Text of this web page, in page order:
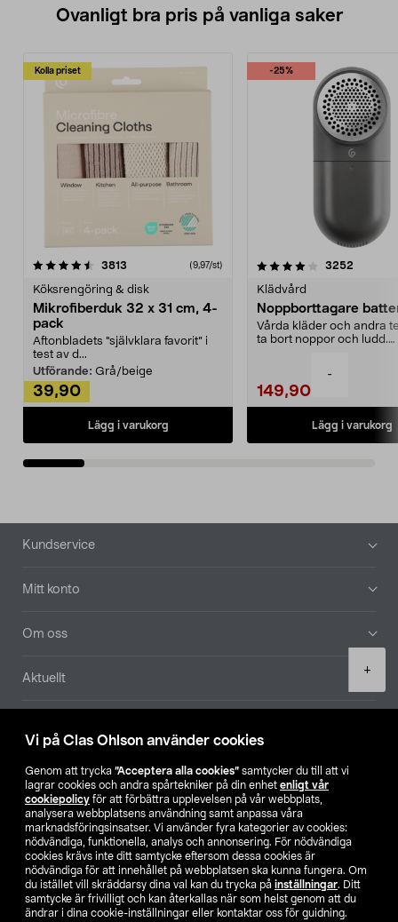
Vi på Clas Ohlson använder cookies
Genom att trycka ”Acceptera alla cookies” samtycker du till att vi
lagrar cookies och andra spårtekniker på din enhet enligt vår
cookiepolicy för att förbättra upplevelsen på vår webbplats,
analysera webbplatsens användning samt anpassa våra
marknadsföringsinsatser. Vi använder fyra kategorier av cookies:
nödvändiga, funktionella, analys och annonsering. För nödvändiga
cookies krävs inte ditt samtycke eftersom dessa cookies är
nödvändiga för att innehållet på webbplatsen ska kunna fungera. Om
du istället vill skräddarsy dina val kan du trycka på inställningar. Ditt
samtycke är frivilligt och kan återkallas när som helst genom att du
ändrar i dina cookie-inställningar eller kontaktar oss för guidning.
-
+
Ovanligt bra pris på vanliga saker
Kolla priset
3813 (9,97/st)
Köksrengöring & disk
Mikrofiberduk 32 x 31 cm, 4-
pack
Aftonbladets "självklara favorit” i
test av d...
Utförande: Grå/beige
39,90
Lägg i varukorg
-25%
4.0av 5 stjärnor 3252
Klädvård
Noppborttagare
Vårda kläder och andra
ta bort noppor och ludd.
149,90
Lägg i varukorg
4.5av 5 stjärnor
Sidfot
Kundservice
Mitt konto
Om oss
Aktuellt
Hitta butik
SE NO FI